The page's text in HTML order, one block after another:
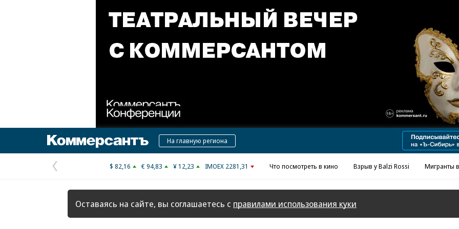
КоммерсантъНа главную региона
Предыдущая
страница
$ 82,16 € 94,83 ¥ 12,23 IMOEX 2281,31 Что посмотреть в кино Взрыв у Balzi Rossi Мигранты
Оставаясь на сайте, вы соглашаетесь с правилами использования куки